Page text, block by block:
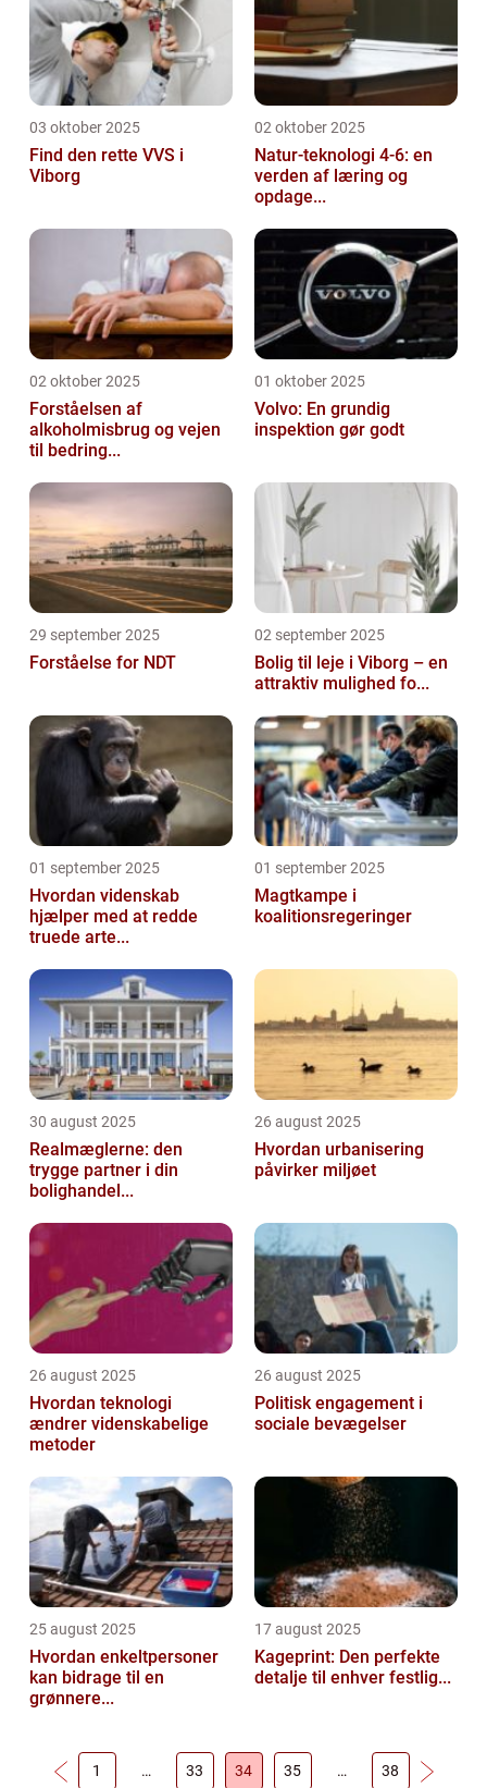
03 oktober 2025
Find den rette VVS i
Viborg
02 oktober 2025
Natur-teknologi 4-6: en
verden af læring og
opdage...
02 oktober 2025
Forståelsen af
alkoholmisbrug og vejen
til bedring...
01 oktober 2025
Volvo: En grundig
inspektion gør godt
29 september 2025
Forståelse for NDT
02 september 2025
Bolig til leje i Viborg – en
attraktiv mulighed fo...
01 september 2025
Hvordan videnskab
hjælper med at redde
truede arte...
01 september 2025
Magtkampe i
koalitionsregeringer
30 august 2025
Realmæglerne: den
trygge partner i din
bolighandel...
26 august 2025
Hvordan urbanisering
påvirker miljøet
26 august 2025
Hvordan teknologi
ændrer videnskabelige
metoder
26 august 2025
Politisk engagement i
sociale bevægelser
25 august 2025
Hvordan enkeltpersoner
kan bidrage til en
grønnere...
17 august 2025
Kageprint: Den perfekte
detalje til enhver festlig...
1 … 33 34 35 … 38